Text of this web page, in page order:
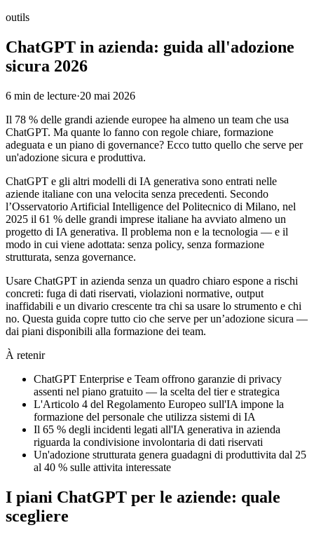
outils
ChatGPT in azienda: guida all'adozione
sicura 2026
6 min de lecture·20 mai 2026
Il 78 % delle grandi aziende europee ha almeno un team che usa
ChatGPT. Ma quante lo fanno con regole chiare, formazione
adeguata e un piano di governance? Ecco tutto quello che serve per
un'adozione sicura e produttiva.
ChatGPT e gli altri modelli di IA generativa sono entrati nelle
aziende italiane con una velocita senza precedenti. Secondo
l’Osservatorio Artificial Intelligence del Politecnico di Milano, nel
2025 il 61 % delle grandi imprese italiane ha avviato almeno un
progetto di IA generativa. Il problema non e la tecnologia — e il
modo in cui viene adottata: senza policy, senza formazione
strutturata, senza governance.
Usare ChatGPT in azienda senza un quadro chiaro espone a rischi
concreti: fuga di dati riservati, violazioni normative, output
inaffidabili e un divario crescente tra chi sa usare lo strumento e chi
no. Questa guida copre tutto cio che serve per un’adozione sicura —
dai piani disponibili alla formazione dei team.
À retenir
ChatGPT Enterprise e Team offrono garanzie di privacy
assenti nel piano gratuito — la scelta del tier e strategica
L'Articolo 4 del Regolamento Europeo sull'IA impone la
formazione del personale che utilizza sistemi di IA
Il 65 % degli incidenti legati all'IA generativa in azienda
riguarda la condivisione involontaria di dati riservati
Un'adozione strutturata genera guadagni di produttivita dal 25
al 40 % sulle attivita interessate
I piani ChatGPT per le aziende: quale
scegliere